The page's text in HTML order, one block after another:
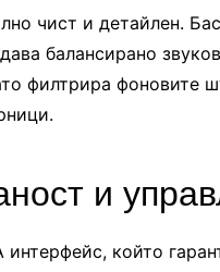
чист и детайлен.
балансирано
филтрира фоновите
и
който